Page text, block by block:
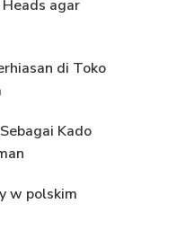
agar
di Toko
Kado
w polskim